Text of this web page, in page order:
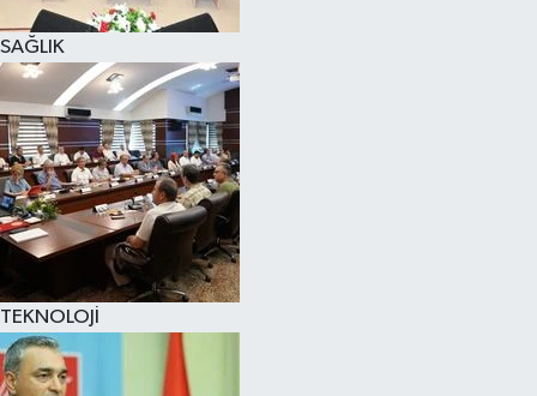
SAĞLIK
TEKNOLOJİ